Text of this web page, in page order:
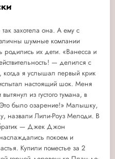
захотела она. А ему с
шумные компании
родились их дети. «Ванесса и
— делился с
я услышал первый крик
настоящий шок. Меня
из густого тумана, в
было озарение!» Малышку,
назвали Лили-Роуз Мелоди. В
— Джек Джон
покоем и
Купили поместье за 2